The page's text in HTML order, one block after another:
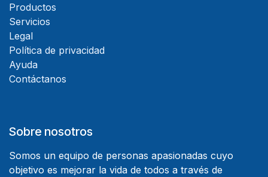
Productos
Servicios
Legal
Política de privacidad
Ayuda
Contáctanos
Sobre nosotros
Somos un equipo de personas apasionadas cuyo
objetivo es mejorar la vida de todos a través de